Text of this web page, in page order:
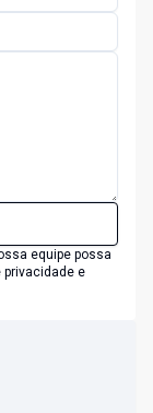
equipe possa
privacidade e